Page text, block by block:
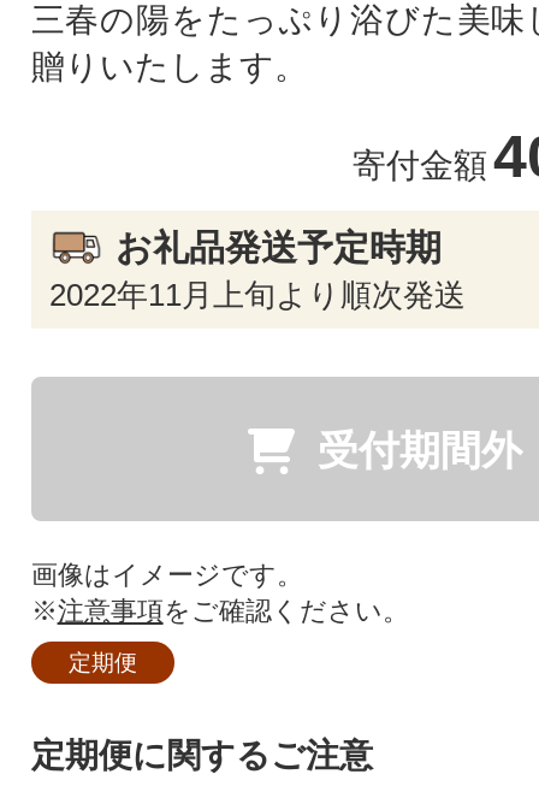
三春の陽をたっぷり浴びた美
贈りいたします。
寄付金額
お礼品発送予定時期
2022年11月上旬より順次発送
受付期間外
画像はイメージです。
※注意事項をご確認ください。
定期便
定期便に関するご注意